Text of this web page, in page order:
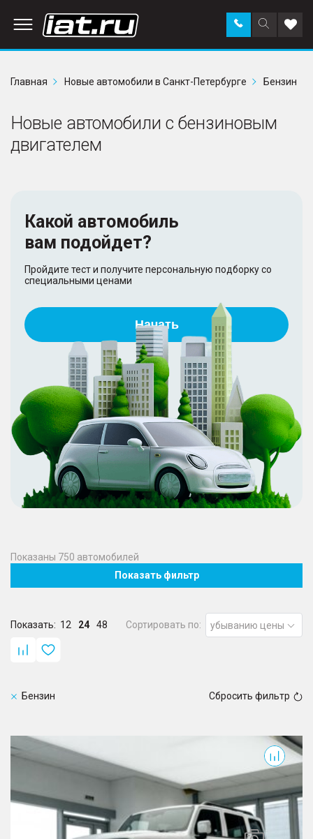
Поиск
по
Заказать
звонок в
Главная
Новые автомобили в Санкт-Петербурге Бензин
Новые автомобили с бензиновым
двигателем
Какой автомобиль
вам подойдет?
Пройдите тест и получите персональную подборку со
специальными ценами
Начать
Показаны 750 автомобилей
Показать фильтр
Показать: 12 24 48 Сортировать по: убыванию цены
Бензин Сбросить фильтр